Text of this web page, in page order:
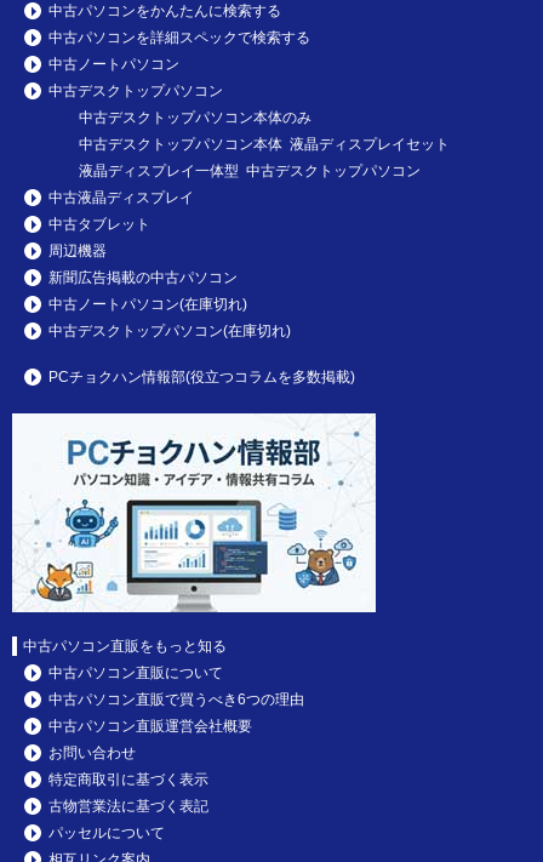
中古パソコンをかんたんに検索する
中古パソコンを詳細スペックで検索する
中古ノートパソコン
中古デスクトップパソコン
中古デスクトップパソコン本体のみ
中古デスクトップパソコン本体 液晶ディスプレイセット
液晶ディスプレイ一体型 中古デスクトップパソコン
中古液晶ディスプレイ
中古タブレット
周辺機器
新聞広告掲載の中古パソコン
中古ノートパソコン(在庫切れ)
中古デスクトップパソコン(在庫切れ)
PCチョクハン情報部(役立つコラムを多数掲載)
中古パソコン直販をもっと知る
中古パソコン直販について
中古パソコン直販で買うべき6つの理由
中古パソコン直販運営会社概要
お問い合わせ
特定商取引に基づく表示
古物営業法に基づく表記
パッセルについて